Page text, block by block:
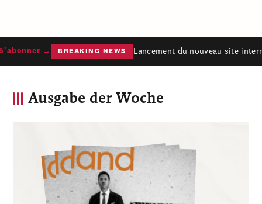
→ BREAKING NEWS Lancement du nouveau site
Ausgabe der Woche